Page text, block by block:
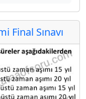
Final Sınavı